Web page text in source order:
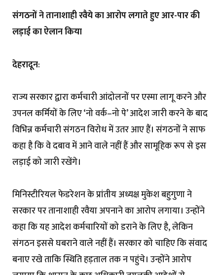
संगठनों ने तानाशाही रवैये का आरोप लगाते हुए आर-पार की
लड़ाई का ऐलान किया
देहरादून:
राज्य सरकार द्वारा कर्मचारी आंदोलनों पर एस्मा लागू करने और
उपनल कर्मियों के लिए ‘नो वर्क–नो पे’ आदेश जारी करने के बाद
विभिन्न कर्मचारी संगठन विरोध में उतर आए हैं। संगठनों ने साफ
कहा है कि वे दबाव में आने वाले नहीं हैं और सामूहिक रूप से इस
लड़ाई को जारी रखेंगे।
मिनिस्टीरियल फेडरेशन के प्रांतीय अध्यक्ष मुकेश बहुगुणा ने
सरकार पर तानाशाही रवैया अपनाने का आरोप लगाया। उन्होंने
कहा कि यह आदेश कर्मचारियों को डराने के लिए है, लेकिन
संगठन इससे घबराने वाले नहीं हैं। सरकार को चाहिए कि संवाद
बनाए रखे ताकि स्थिति हड़ताल तक न पहुंचे। उन्होंने आरोप